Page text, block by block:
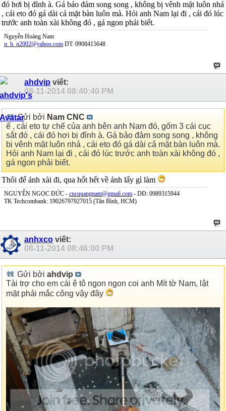
đó hơi bị đỉnh à. Gá bảo đảm song song , không bị vênh mặt luôn nhá
, cái eto đó gá dài cả mặt bàn luôn mà. Hỏi anh Nam lại đi , cái đó lúc
trước anh toàn xài không đó , gá ngon phải biết.
Nguyễn Hoàng Nam
n_h_n2002@yahoo.com DT: 0908415648
ahdvip viết:
08-11-2014 08:40:40 PM
Gửi bởi Nam CNC
ế , cái eto tự chế của anh bên anh Nam đó, gốm 3 cái cục
sắt đó , cái đó hơi bị đỉnh à. Gá bảo đảm song song , không
bị vênh mặt luôn nhá , cái eto đó gá dài cả mặt bàn luôn mà.
Hỏi anh Nam lại đi , cái đó lúc trước anh toàn xài không đó ,
gá ngon phải biết.
Thôi để ảnh xài đi, qua hốt hết về ảnh lấy gì làm
NGUYỄN NGỌC ĐỨC - cncquangnam@gmail.com - DĐ: 0989315944
TK Techcombank: 19026797927015 (Tân Bình, HCM)
anhxco viết:
08-11-2014 08:46:00 PM
Gửi bởi ahdvip
Tài trợ cho em cái ê tô ngon ngon coi anh Mít tờ Nam, lật
mặt phải mắc công vậy đây